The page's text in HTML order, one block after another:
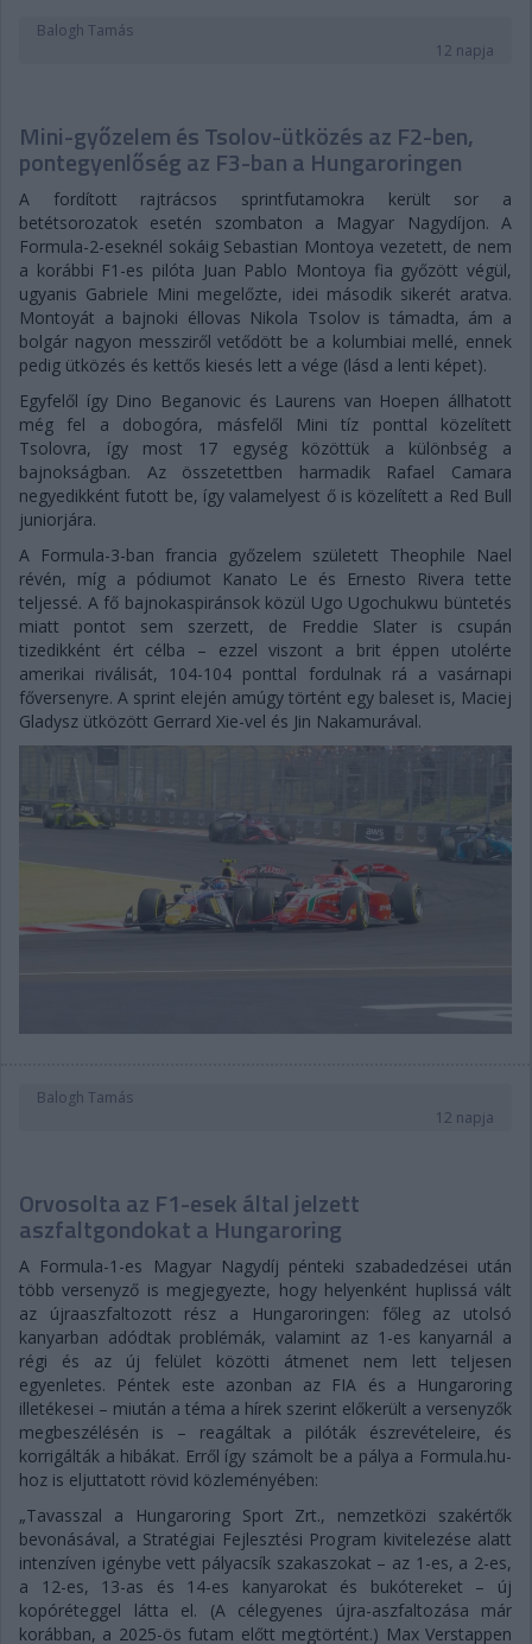
Balogh Tamás
12 napja
Mini-győzelem és Tsolov-ütközés az F2-ben,
pontegyenlőség az F3-ban a Hungaroringen
A fordított rajtrácsos sprintfutamokra került sor a
betétsorozatok esetén szombaton a Magyar Nagydíjon. A
Formula-2-eseknél sokáig Sebastian Montoya vezetett, de nem
a korábbi F1-es pilóta Juan Pablo Montoya fia győzött végül,
ugyanis Gabriele Mini megelőzte, idei második sikerét aratva.
Montoyát a bajnoki éllovas Nikola Tsolov is támadta, ám a
bolgár nagyon messziről vetődött be a kolumbiai mellé, ennek
pedig ütközés és kettős kiesés lett a vége (lásd a lenti képet).
Egyfelől így Dino Beganovic és Laurens van Hoepen állhatott
még fel a dobogóra, másfelől Mini tíz ponttal közelített
Tsolovra, így most 17 egység közöttük a különbség a
bajnokságban. Az összetettben harmadik Rafael Camara
negyedikként futott be, így valamelyest ő is közelített a Red Bull
juniorjára.
A Formula-3-ban francia győzelem született Theophile Nael
révén, míg a pódiumot Kanato Le és Ernesto Rivera tette
teljessé. A fő bajnokaspiránsok közül Ugo Ugochukwu büntetés
miatt pontot sem szerzett, de Freddie Slater is csupán
tizedikként ért célba – ezzel viszont a brit éppen utolérte
amerikai riválisát, 104-104 ponttal fordulnak rá a vasárnapi
főversenyre. A sprint elején amúgy történt egy baleset is, Maciej
Gladysz ütközött Gerrard Xie-vel és Jin Nakamurával.
Balogh Tamás
12 napja
Orvosolta az F1-esek által jelzett
aszfaltgondokat a Hungaroring
A Formula-1-es Magyar Nagydíj pénteki szabadedzései után
több versenyző is megjegyezte, hogy helyenként huplissá vált
az újraaszfaltozott rész a Hungaroringen: főleg az utolsó
kanyarban adódtak problémák, valamint az 1-es kanyarnál a
régi és az új felület közötti átmenet nem lett teljesen
egyenletes. Péntek este azonban az FIA és a Hungaroring
illetékesei – miután a téma a hírek szerint előkerült a versenyzők
megbeszélésén is – reagáltak a pilóták észrevételeire, és
korrigálták a hibákat. Erről így számolt be a pálya a Formula.hu-
hoz is eljuttatott rövid közleményében:
„Tavasszal a Hungaroring Sport Zrt., nemzetközi szakértők
bevonásával, a Stratégiai Fejlesztési Program kivitelezése alatt
intenzíven igénybe vett pályacsík szakaszokat – az 1-es, a 2-es,
a 12-es, 13-as és 14-es kanyarokat és bukótereket – új
kopóréteggel látta el. (A célegyenes újra-aszfaltozása már
korábban, a 2025-ös futam előtt megtörtént.) Max Verstappen